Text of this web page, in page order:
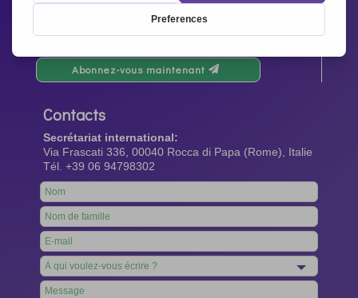
Abonnez-vous maintenant
Contacts
Secrétariat international:
Via Frascati 336, 00040 Rocca di Papa (Rome), Italie
Tél. +39 06 94798302
Leave
this
field
blank